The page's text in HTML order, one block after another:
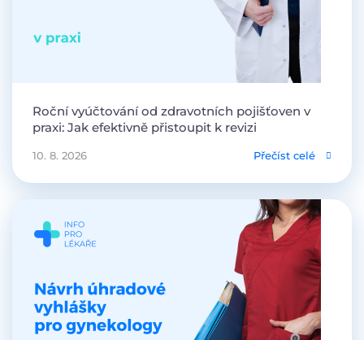
Roční vyúčtování od zdravotních pojišťoven v
praxi: Jak efektivně přistoupit k revizi
10. 8. 2026 Přečíst celé